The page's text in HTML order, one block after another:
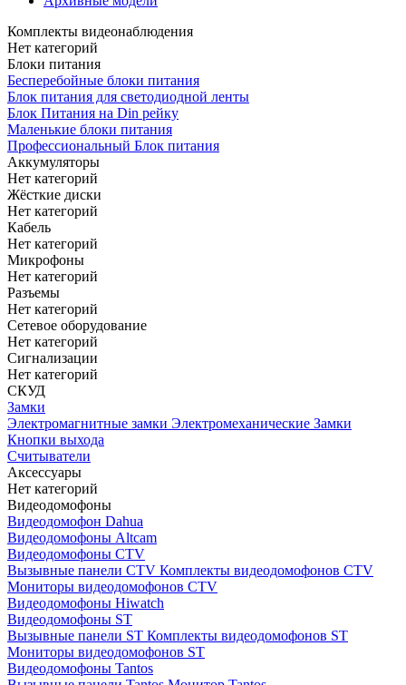
Комплекты видеонаблюдения
Нет категорий
Блоки питания
Бесперебойные блоки питания
Блок питания для светодиодной ленты
Блок Питания на Din рейку
Маленькие блоки питания
Профессиональный Блок питания
Аккумуляторы
Нет категорий
Жёсткие диски
Нет категорий
Кабель
Нет категорий
Микрофоны
Нет категорий
Разъемы
Нет категорий
Сетевое оборудование
Нет категорий
Сигнализации
Нет категорий
СКУД
Замки
Электромагнитные замки Электромеханические Замки
Кнопки выхода
Считыватели
Аксессуары
Нет категорий
Видеодомофоны
Видеодомофон Dahua
Видеодомофоны Altcam
Видеодомофоны CTV
Вызывные панели CTV Комплекты видеодомофонов CTV
Мониторы видеодомофонов CTV
Видеодомофоны Hiwatch
Видеодомофоны ST
Вызывные панели ST Комплекты видеодомофонов ST
Мониторы видеодомофонов ST
Видеодомофоны Tantos